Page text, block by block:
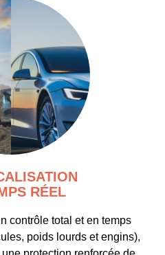
RÉEL
contrôle total et en temps
poids lourds et engins),